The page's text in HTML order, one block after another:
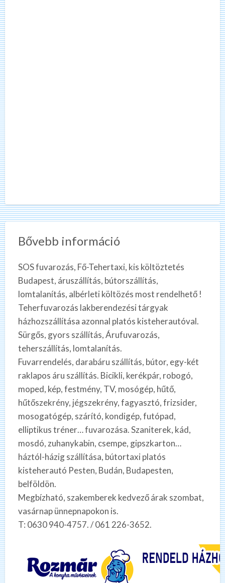
Bővebb információ
SOS fuvarozás, Fő-Tehertaxi, kis költöztetés
Budapest, áruszállítás, bútorszállítás,
lomtalanítás, albérleti költözés most rendelhető !
Teherfuvarozás lakberendezési tárgyak
házhozszállítása azonnal platós kisteherautóval.
Sürgős, gyors szállítás, Árufuvarozás,
teherszállítás, lomtalanítás.
Fuvarrendelés, darabáru szállítás, bútor, egy-két
raklapos áru szállítás. Bicikli, kerékpár, robogó,
moped, kép, festmény, TV, mosógép, hűtő,
hűtőszekrény, jégszekrény, fagyasztó, frizsider,
mosogatógép, szárító, kondigép, futópad,
elliptikus tréner… fuvarozása. Szaniterek, kád,
mosdó, zuhanykabin, csempe, gipszkarton…
háztól-házig szállítása, bútortaxi platós
kisteherautó Pesten, Budán, Budapesten,
belföldön.
Megbízható, szakemberek kedvező árak szombat,
vasárnap ünnepnapokon is.
T: 0630 940-4757. / 061 226-3652.